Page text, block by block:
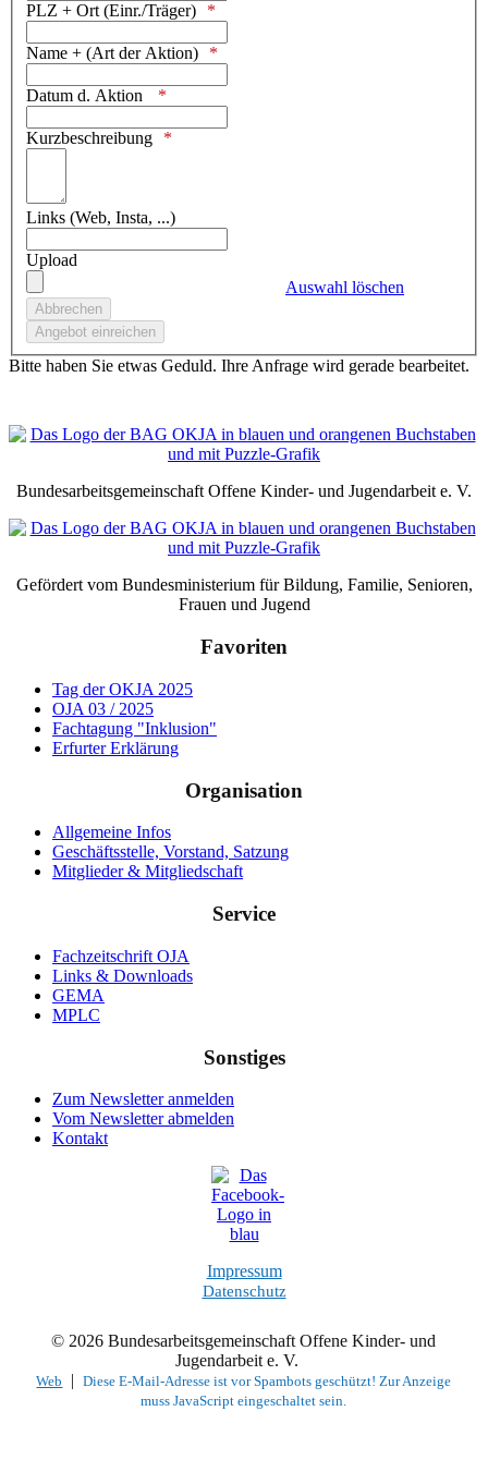
PLZ + Ort (Einr./Träger)
Name + (Art der Aktion)
Datum d. Aktion
Kurzbeschreibung
Links (Web, Insta, ...)
Upload
Auswahl löschen
Bitte haben Sie etwas Geduld. Ihre Anfrage wird gerade bearbeitet.
Bundesarbeitsgemeinschaft Offene Kinder- und Jugendarbeit e. V.
Gefördert vom Bundesministerium für Bildung, Familie, Senioren,
Frauen und Jugend
Favoriten
Tag der OKJA 2025
OJA 03 / 2025
Fachtagung "Inklusion"
Erfurter Erklärung
Organisation
Allgemeine Infos
Geschäftsstelle, Vorstand, Satzung
Mitglieder & Mitgliedschaft
Service
Fachzeitschrift OJA
Links & Downloads
GEMA
MPLC
Sonstiges
Zum Newsletter anmelden
Vom Newsletter abmelden
Kontakt
Impressum
Datenschutz
© 2026 Bundesarbeitsgemeinschaft Offene Kinder- und
Jugendarbeit e. V.
Web |Diese E-Mail-Adresse ist vor Spambots geschützt! Zur Anzeige
muss JavaScript eingeschaltet sein.